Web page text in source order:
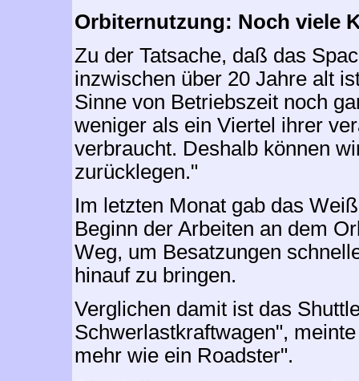
Orbiternutzung: Noch viele
Zu der Tatsache, daß das
inzwischen über 20 Jahre alt
Sinne von Betriebszeit noch
weniger als ein Viertel ihrer
verbraucht. Deshalb können
zurücklegen."
Im letzten Monat gab das
Beginn der Arbeiten an dem
Weg, um Besatzungen
hinauf zu bringen.
Verglichen damit ist das
Schwerlastkraftwagen",
mehr wie ein Roadster".